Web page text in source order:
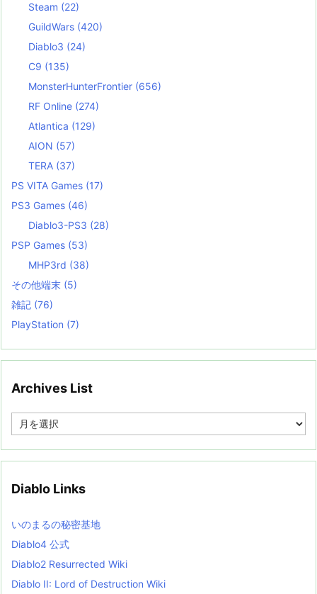
Steam (22)
GuildWars (420)
Diablo3 (24)
C9 (135)
MonsterHunterFrontier (656)
RF Online (274)
Atlantica (129)
AION (57)
TERA (37)
PS VITA Games (17)
PS3 Games (46)
Diablo3-PS3 (28)
PSP Games (53)
MHP3rd (38)
その他端末 (5)
雑記 (76)
PlayStation (7)
Archives List
e
i
s
t
Diablo Links
いのまるの秘密基地
Diablo4 公式
Diablo2 Resurrected Wiki
Diablo II: Lord of Destruction Wiki